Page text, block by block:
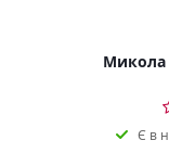
Микола
Є в